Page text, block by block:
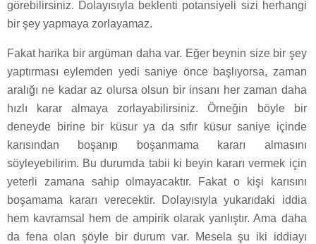
görebilirsiniz. Dolayısıyla beklenti potansiyeli sizi herhangi
bir şey yapmaya zorlayamaz.
Fakat harika bir argüman daha var. Eğer beynin size bir şey
yaptırması eylemden yedi saniye önce başlıyorsa, zaman
aralığı ne kadar az olursa olsun bir insanı her zaman daha
hızlı karar almaya zorlayabilirsiniz. Örneğin böyle bir
deneyde birine bir küsur ya da sıfır küsur saniye içinde
karısından boşanıp boşanmama kararı almasını
söyleyebilirim. Bu durumda tabii ki beyin kararı vermek için
yeterli zamana sahip olmayacaktır. Fakat o kişi karısını
boşamama kararı verecektir. Dolayısıyla yukarıdaki iddia
hem kavramsal hem de ampirik olarak yanlıştır. Ama daha
da fena olan şöyle bir durum var. Mesela şu iki iddiayı